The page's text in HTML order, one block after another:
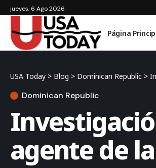
jueves, 6 Ago 2026
Página
USA Today > Blog > Dominican Republic >
Dominican Republic
agente de